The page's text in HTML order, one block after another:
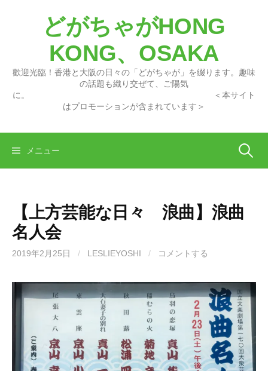
どがちゃがHONG
KONG、OSAKA
歡迎光臨！香港と大阪の日々の「どがちゃが」を綴ります。趣味
の話題も織り交ぜて、ご陽気
に。 ＜本サイト
はプロモーションが含まれています＞
メニュー 検
【上方芸能な日々 浪曲】浪曲
名人会
2019年2月25日 / LESLIEYOSHI / コメントする